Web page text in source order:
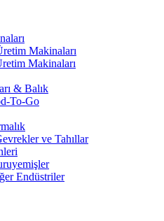
Makinaları
Makinaları
& Balık
To-Go
ve Tahıllar
Endüstriler